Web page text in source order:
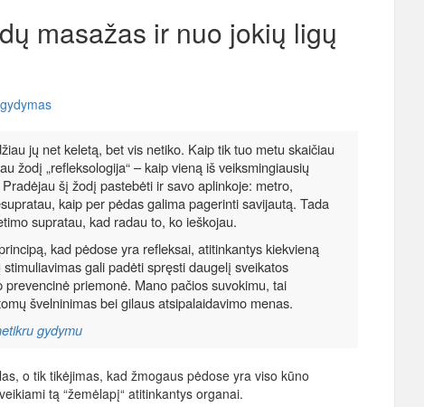
masažas ir nuo jokių ligų
jų net keletą, bet vis netiko. Kaip tik tuo metu skaičiau
žodį „refleksologija“ – kaip vieną iš veiksmingiausių
šį žodį pastebėti ir savo aplinkoje: metro,
kaip per pėdas galima pagerinti savijautą. Tada
supratau, kad radau to, ko ieškojau.
kad pėdose yra refleksai, atitinkantys kiekvieną
gali padėti spręsti daugelį sveikatos
priemonė. Mano pačios suvokimu, tai
švelninimas bei gilaus atsipalaidavimo menas.
gydymu
o tik tikėjimas, kad žmogaus pėdose yra viso kūno
tą “žemėlapį“ atitinkantys organai.